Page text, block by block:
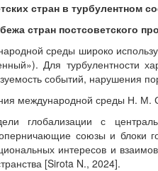
стран в турбулентном
стран постсоветского
среды широко
Для турбулентности
событий, нарушения
международной среды Н. М.
глобализации с
союзы и блоки
интересов и
[Sirota N., 2024].